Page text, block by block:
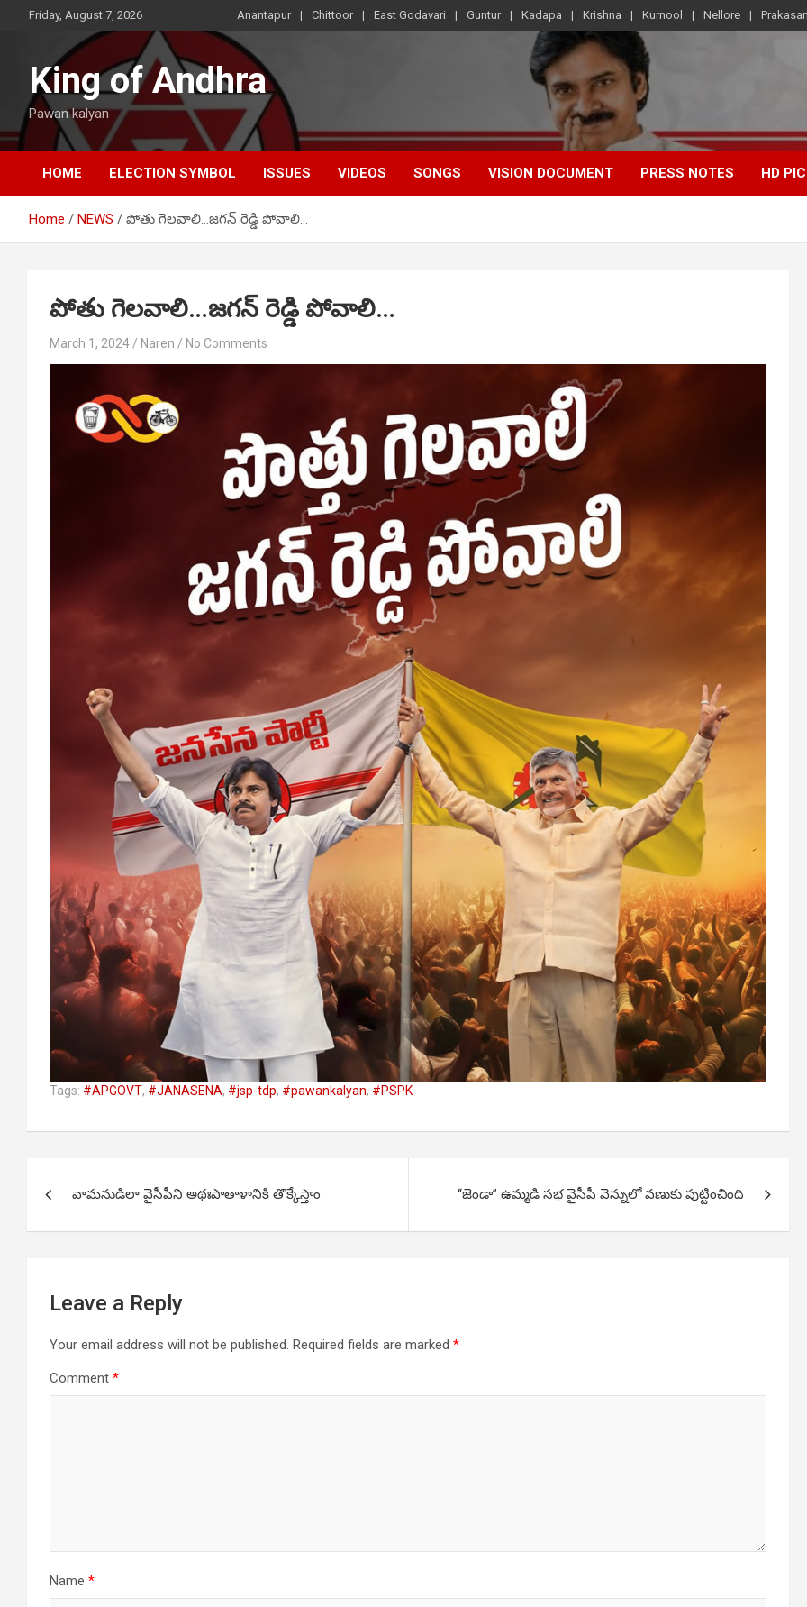
Friday, August 7, 2026 Anantapur Chittoor East Godavari Guntur Kadapa Krishna Kurnool Nellore
King of Andhra
Pawan kalyan
HOME ELECTION SYMBOL ISSUES VIDEOS SONGS VISION DOCUMENT PRESS NOTES HD
Home NEWS పోతు గెలవాలి…జగన్ రెడ్డి పోవాలి…
పోతు గెలవాలి…జగన్ రెడ్డి పోవాలి…
March 1, 2024 Naren No Comments
Tags: #APGOVT, #JANASENA, #jsp-tdp, #pawankalyan, #PSPK
navigation
వామనుడిలా వైసీపీని అథఃపాతాళానికి తొక్కేస్తాం ‘‘జెండా’’ ఉమ్మడి సభ వైసీపీ వెన్నులో వణుకు పుట్టించింది
Leave a Reply
Your email address will not be published. Required fields are marked *
Comment *
Name *